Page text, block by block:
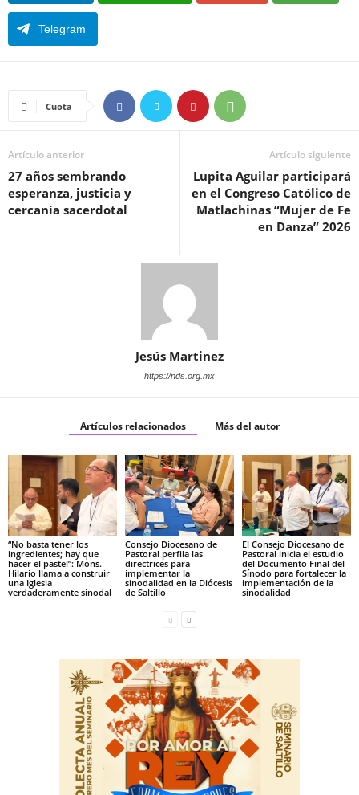
Telegram
Cuota
Artículo anterior
27 años sembrando
esperanza, justicia y
cercanía sacerdotal
Artículo siguiente
Lupita Aguilar participará
en el Congreso Católico de
Matlachinas “Mujer de Fe
en Danza” 2026
Jesús Martinez
https://nds.org.mx
Artículos relacionados Más del autor
“No basta tener los
ingredientes; hay que
hacer el pastel”: Mons.
Hilario llama a construir
una Iglesia
verdaderamente sinodal
Consejo Diocesano de
Pastoral perfila las
directrices para
implementar la
sinodalidad en la Diócesis
de Saltillo
El Consejo Diocesano de
Pastoral inicia el estudio
del Documento Final del
Sínodo para fortalecer la
implementación de la
sinodalidad